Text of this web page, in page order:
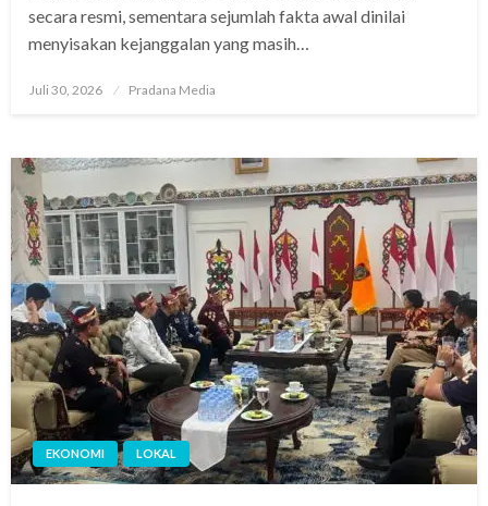
secara resmi, sementara sejumlah fakta awal dinilai
menyisakan kejanggalan yang masih…
Juli 30, 2026 Pradana Media
EKONOMI LOKAL